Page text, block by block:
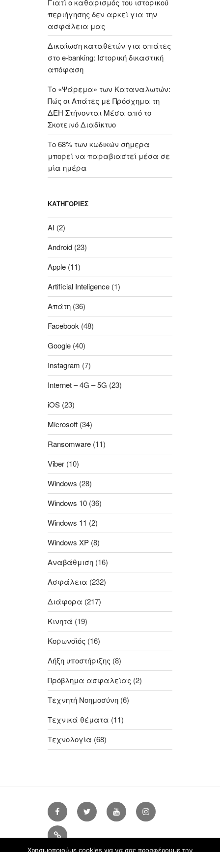
περιήγησης δεν αρκεί για την
ασφάλεια μας
Δικαίωση καταθετών για απάτες
στο e-banking: Ιστορική δικαστική
απόφαση
Το «Ψάρεμα» των Καταναλωτών:
Πώς οι Απάτες με Πρόσχημα τη
ΔΕΗ Στήνονται Μέσα από το
Σκοτεινό Διαδίκτυο
Το 68% των κωδικών σήμερα
μπορεί να παραβιαστεί μέσα σε
μία ημέρα
KΑΤΗΓΟΡΊΕΣ
AI (2)
Android (23)
Apple (11)
Artificial Inteligence (1)
Aπάτη (36)
Facebook (48)
Google (40)
Instagram (7)
Internet – 4G – 5G (23)
iOS (23)
Microsoft (34)
Ransomware (11)
Viber (10)
Windows (28)
Windows 10 (36)
Windows 11 (2)
Windows XP (8)
Αναβάθμιση (16)
Ασφάλεια (232)
Διάφορα (217)
Κινητά (19)
Κορωνοϊός (16)
Λήξη υποστήριξης (8)
Πρόβλημα ασφαλείας (2)
Τεχνητή Νοημοσύνη (6)
Τεχνικά θέματα (11)
Τεχνολογία (68)
FacebookTwitter Youtube Instagram
Tik
Χρησιμοποιούμε cookies για να σας προσφέρουμε την